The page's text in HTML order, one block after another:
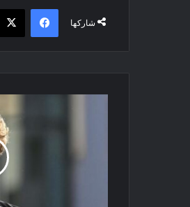
شاركها
فيسبوك